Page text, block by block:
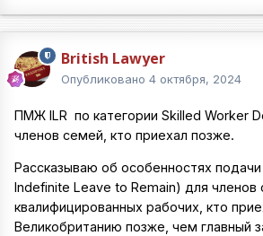
British Lawyer
Опубликовано 4 октября, 2024
ПМЖ ILR по категории Skilled Worker
членов семей, кто приехал позже.
Рассказываю об особенностях
Indefinite Leave to Remain) для членов
квалифицированных рабочих, кто
Великобританию позже, чем главный